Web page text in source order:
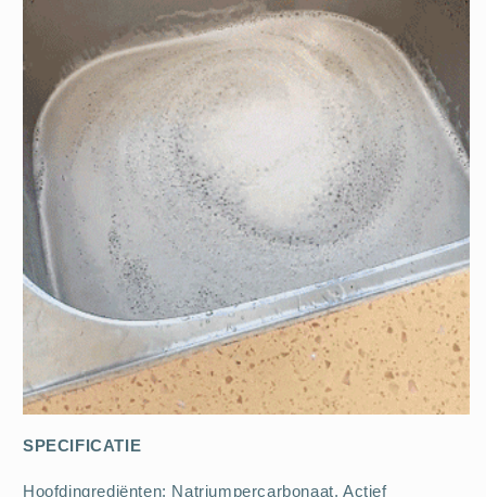
SPECIFICATIE
Hoofdingrediënten: Natriumpercarbonaat, Actief